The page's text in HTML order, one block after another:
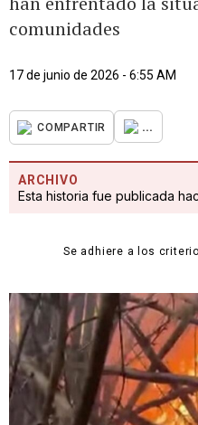
comunidades
17 de junio de 2026 - 6:55 AM
COMPARTIR ...
ARCHIVO
Esta historia fue publicada
Se adhiere a los